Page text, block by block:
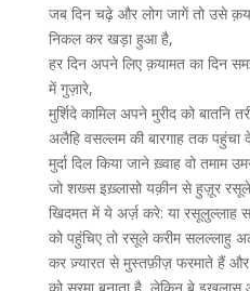
जब दिन चढ़े और लोग जागें तो उसे
निकल कर खड़ा हुआ है,
हर दिन अपने लिए क़यामत का दिन
में गुज़ारे,
मुर्शिदे कामिल अपने मुरीद को
अलैहि वसल्लम की बारगाह तक
मुर्दा दिल किया जाने ख़्वाह वो तमाम
जो शख्स इख़्लासो यक़ीन से हुज़ूर
खिदमत में ये अर्ज़ करे: या रसूलुल्लाह
को पहुंचिए तो रसूले करीम सलल्लाहु
कर ज़्यारत से मुस्तफ़ीज़ फरमाते हैं और